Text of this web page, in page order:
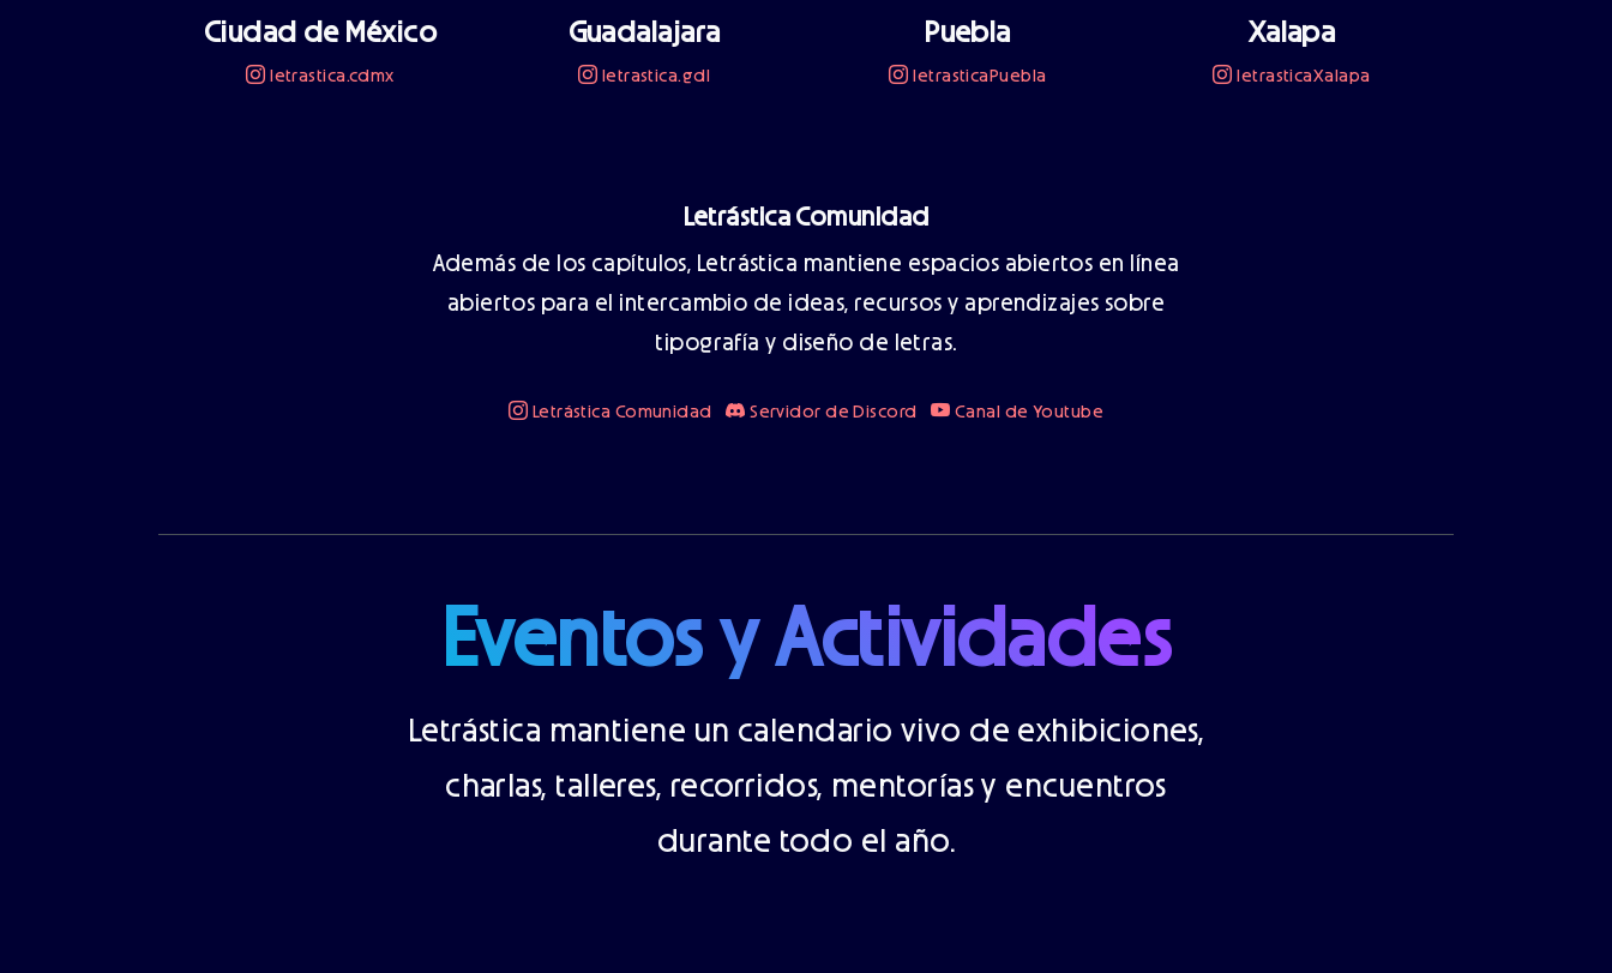
Ciudad de México
letrastica.cdmx
Guadalajara
letrastica.gdl
Puebla
letrasticaPuebla
Xalapa
letrasticaXalapa
Letrástica Comunidad
Además de los capítulos, Letrástica mantiene espacios abiertos en línea
abiertos para el intercambio de ideas, recursos y aprendizajes sobre
tipografía y diseño de letras.
Letrástica Comunidad Servidor de Discord Canal de Youtube
Eventos y Actividades
Letrástica mantiene un calendario vivo de exhibiciones,
charlas, talleres, recorridos, mentorías y encuentros
durante todo el año.